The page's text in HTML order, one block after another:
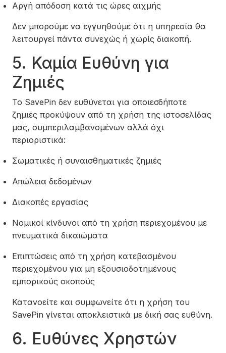
Αργή απόδοση κατά τις ώρες αιχμής
Δεν μπορούμε να εγγυηθούμε ότι η υπηρεσία θα
λειτουργεί πάντα συνεχώς ή χωρίς διακοπή.
5. Καμία Ευθύνη για
Ζημιές
Το SavePin δεν ευθύνεται για οποιεσδήποτε
ζημιές προκύψουν από τη χρήση της ιστοσελίδας
μας, συμπεριλαμβανομένων αλλά όχι
περιοριστικά:
Σωματικές ή συναισθηματικές ζημιές
Απώλεια δεδομένων
Διακοπές εργασίας
Νομικοί κίνδυνοι από τη χρήση περιεχομένου με
πνευματικά δικαιώματα
Επιπτώσεις από τη χρήση κατεβασμένου
περιεχομένου για μη εξουσιοδοτημένους
εμπορικούς σκοπούς
Κατανοείτε και συμφωνείτε ότι η χρήση του
SavePin γίνεται αποκλειστικά με δική σας ευθύνη.
6. Ευθύνες Χρηστών